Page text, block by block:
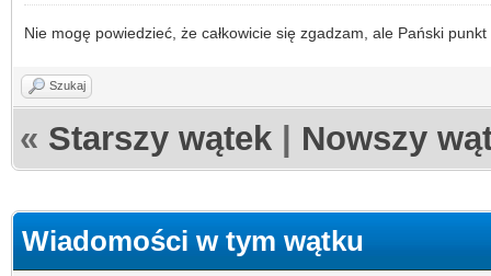
Nie mogę powiedzieć, że całkowicie się zgadzam, ale Pański
Szukaj
« Starszy wątek Nowszy
Wiadomości w tym wątku